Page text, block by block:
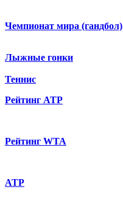
Чемпионат мира (гандбол)
Лыжные гонки
Теннис
Рейтинг ATP
Рейтинг WTA
ATP